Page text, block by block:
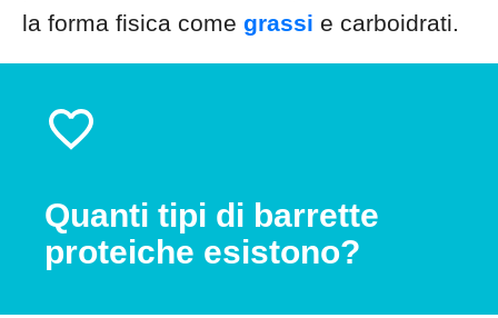
la forma fisica come grassi e carboidrati.
Quanti tipi di barrette
proteiche esistono?